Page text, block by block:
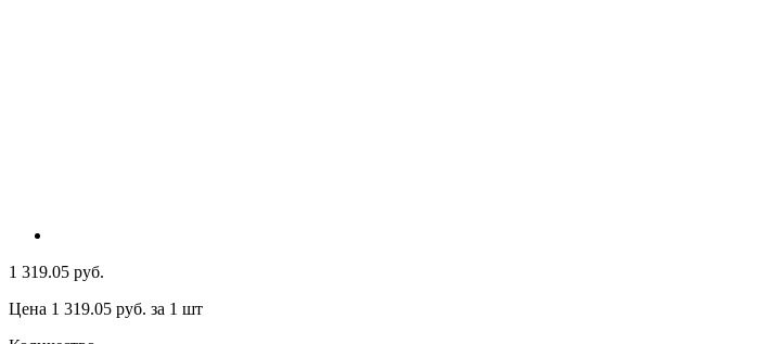
1 319.05 руб.
Цена 1 319.05 руб. за 1 шт